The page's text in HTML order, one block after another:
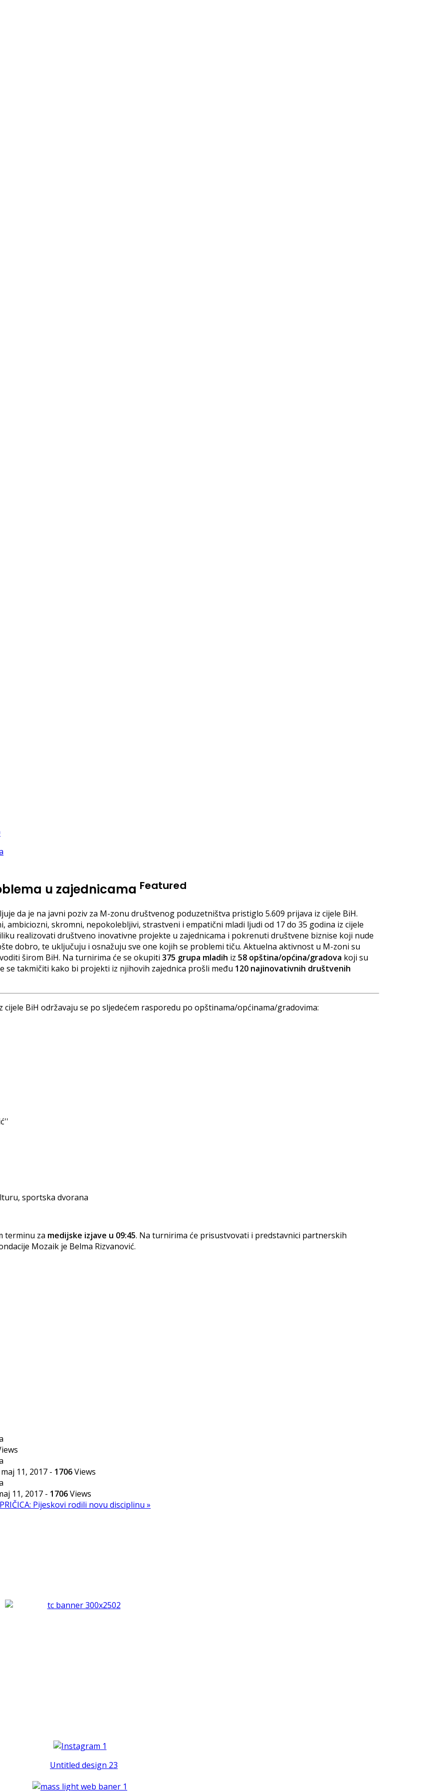
u zajednicama Featured
da je na javni poziv za M-zonu društvenog poduzetništva pristiglo 5.609 prijava iz cijele BiH.
skromni, nepokolebljivi, strastveni i empatični mladi ljudi od 17 do 35 godina iz cijele
realizovati društveno inovativne projekte u zajednicama i pokrenuti društvene biznise koji nude
dobro, te uključuju i osnažuju sve one kojih se problemi tiču. Aktuelna aktivnost u M-zoni su
širom BiH. Na turnirima će se okupiti 375 grupa mladih iz 58 opština/općina/gradova koji su
takmičiti kako bi projekti iz njihovih zajednica prošli među 120 najinovativnih društvenih
BiH održavaju se po sljedećem rasporedu po opštinama/općinama/gradovima:
sportska dvorana
terminu za medijske izjave u 09:45. Na turnirima će prisustvovati i predstavnici partnerskih
Mozaik je Belma Rizvanović.
maj 11, 2017 - 1706Views
11, 2017 - 1706Views
PRIČICA: Pijeskovi rodili novu disciplinu »